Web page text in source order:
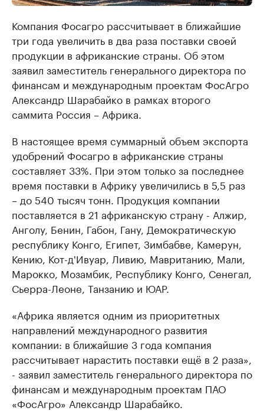
Компания Фосагро рассчитывает в ближайшие
три года увеличить в два раза поставки своей
продукции в африканские страны. Об этом
заявил заместитель генерального директора по
финансам и международным проектам ФосАгро
Александр Шарабайко в рамках второго
саммита Россия – Африка.
В настоящее время суммарный объем экспорта
удобрений Фосагро в африканские страны
составляет 33%. При этом только за последнее
время поставки в Африку увеличились в 5,5 раз
– до 540 тысяч тонн. Продукция компании
поставляется в 21 африканскую страну - Алжир,
Анголу, Бенин, Габон, Гану, Демократическую
республику Конго, Египет, Зимбабве, Камерун,
Кению, Кот-д'Ивуар, Ливию, Мавританию, Мали,
Марокко, Мозамбик, Республику Конго, Сенегал,
Сьерра-Леоне, Танзанию и ЮАР.
«Африка является одним из приоритетных
направлений международного развития
компании: в ближайшие 3 года компания
рассчитывает нарастить поставки ещё в 2 раза»,
- заявил заместитель генерального директора по
финансам и международным проектам ПАО
«ФосАгро» Александр Шарабайко.